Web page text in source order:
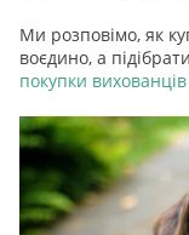
Ми розповімо, як
воєдино, а
покупки